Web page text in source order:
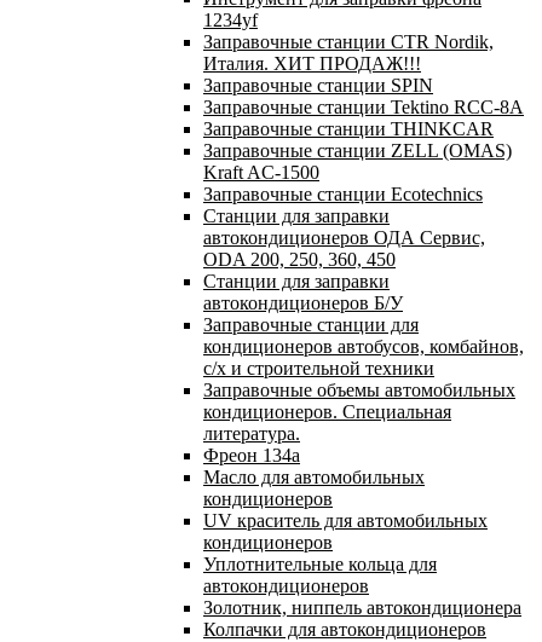
1234yf
Заправочные станции CTR Nordik,
Италия. ХИТ ПРОДАЖ!!!
Заправочные станции SPIN
Заправочные станции Tektino RCC-8A
Заправочные станции THINKCAR
Заправочные станции ZELL (OMAS)
Kraft AC-1500
Заправочные станции Ecotechnics
Станции для заправки
автокондиционеров ОДА Сервис,
ODA 200, 250, 360, 450
Станции для заправки
автокондиционеров Б/У
Заправочные станции для
кондиционеров автобусов, комбайнов,
с/х и строительной техники
Заправочные объемы автомобильных
кондиционеров. Специальная
литература.
Фреон 134a
Масло для автомобильных
кондиционеров
UV краситель для автомобильных
кондиционеров
Уплотнительные кольца для
автокондиционеров
Золотник, ниппель автокондиционера
Колпачки для автокондиционеров